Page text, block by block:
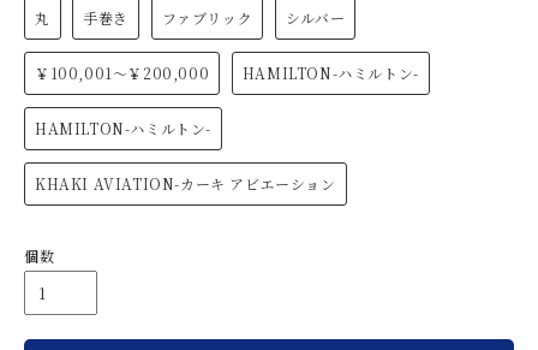
丸 手巻き ファブリック シルバー
￥100,001～￥200,000 HAMILTON-ハミルトン-
HAMILTON-ハミルトン-
KHAKI AVIATION-カーキ アビエーション
個数